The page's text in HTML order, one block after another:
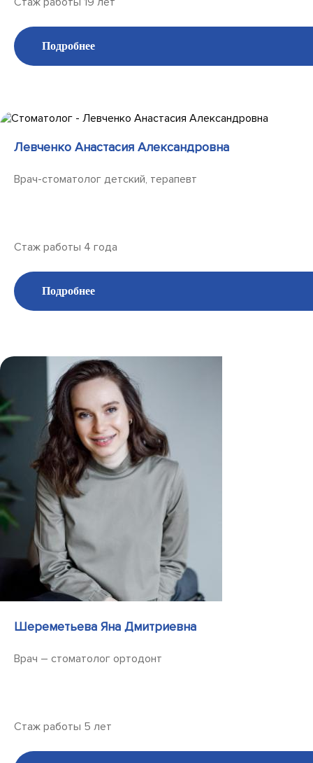
Подробнее
Левченко Анастасия Александровна
Врач-стоматолог детский, терапевт
Стаж работы 4 года
Подробнее
Шереметьева Яна Дмитриевна
Врач – стоматолог ортодонт
Стаж работы 5 лет